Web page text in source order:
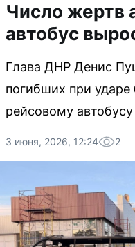
Число жертв
автобус
Глава ДНР Денис
погибших при ударе
рейсовому
3 июня, 2026, 12:24 2